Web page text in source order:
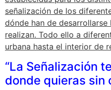
señalización de los
dónde han de
realizan. Todo ello a
urbana hasta el interior de
“La Señalización
donde quieras sin